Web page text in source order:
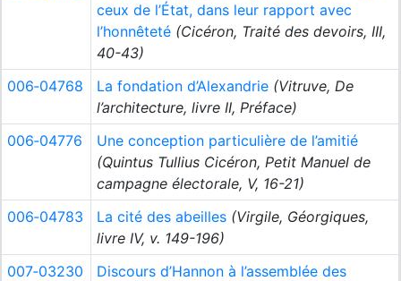
ceux de l’État, dans leur rapport avec
l’honnêteté (Cicéron, Traité des devoirs, III,
40-43)
006‑04768
La fondation d’Alexandrie (Vitruve, De
l’architecture, livre II, Préface)
006‑04776
Une conception particulière de l’amitié
(Quintus Tullius Cicéron, Petit Manuel de
campagne électorale, V, 16-21)
006‑04783
La cité des abeilles (Virgile, Géorgiques,
livre IV, v. 149-196)
007‑03230
Discours d’Hannon à l’assemblée des